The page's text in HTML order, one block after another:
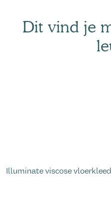
Dit vind je
Illuminate viscose vloerkleed